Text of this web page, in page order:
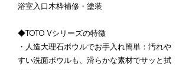
浴室入口木枠補修・塗装
◆TOTO Vシリーズの特徴
・人造大理石ボウルでお手入れ簡単：汚れや
すい洗面ボウルも、滑らかな素材でサッと拭